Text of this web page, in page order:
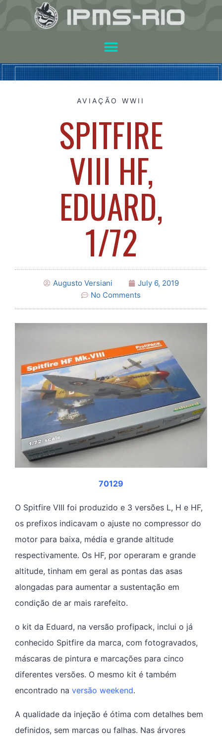
AVIAÇÃO WWII
SPITFIRE
VIII HF,
EDUARD,
1/72
Augusto Versiani
July 6, 2019
No Comments
70129
O Spitfire VIII foi produzido e 3 versões L, H e HF,
os prefixos indicavam o ajuste no compressor do
motor para baixa, média e grande altitude
respectivamente. Os HF, por operaram e grande
altitude, tinham em geral as pontas das asas
alongadas para aumentar a sustentação em
condição de ar mais rarefeito.
o kit da Eduard, na versão profipack, inclui o já
conhecido Spitfire da marca, com fotogravados,
máscaras de pintura e marcações para cinco
diferentes versões. O mesmo kit é também
encontrado na versão weekend.
A qualidade da injeção é ótima com detalhes bem
definidos, sem marcas ou falhas. Nas árvores